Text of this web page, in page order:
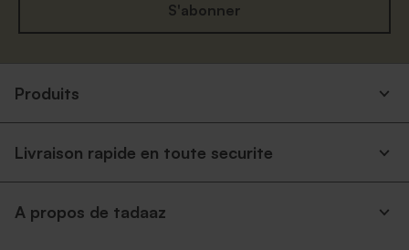
S'abonner
Produits
Livraison rapide en toute securite
A propos de tadaaz